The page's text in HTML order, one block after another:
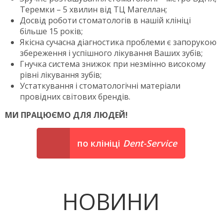
Теремки – 5 хвилин від ТЦ Магеллан;
Досвід роботи стоматологів в нашій клініці
більше 15 років;
Якісна сучасна діагностика проблеми є запорукою
збереження і успішного лікування Ваших зубів;
Гнучка система знижок при незмінно високому
рівні лікування зубів;
Устаткування і стоматологічні матеріали
провідних світових брендів.
МИ ПРАЦЮЄМО ДЛЯ ЛЮДЕЙ!
по клініці Dent-Service
НОВИНИ